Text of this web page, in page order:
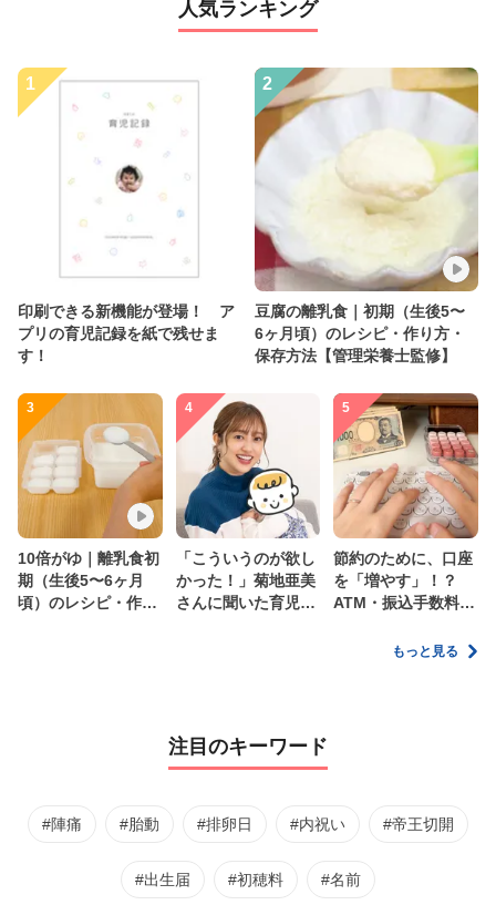
人気ランキング
1
印刷できる新機能が登場！ ア
プリの育児記録を紙で残せま
す！
2
豆腐の離乳食｜初期（生後5〜
6ヶ月頃）のレシピ・作り方・
保存方法【管理栄養士監修】
3
10倍がゆ｜離乳食初
期（生後5〜6ヶ月
頃）のレシピ・作り
4
「こういうのが欲し
かった！」菊地亜美
さんに聞いた育児
5
節約のために、口座
を「増やす」！？
ATM・振込手数料の
家計管理術もっと見る
注目のキーワード
#陣痛 #胎動 #排卵日 #内祝い #帝王切開
#出生届 #初穂料 #名前